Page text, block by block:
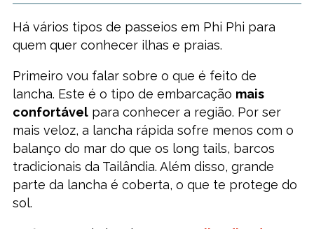
Há vários tipos de passeios em Phi Phi para
quem quer conhecer ilhas e praias.
Primeiro vou falar sobre o que é feito de
lancha. Este é o tipo de embarcação mais
confortávelpara conhecer a região. Por ser
mais veloz, a lancha rápida sofre menos com o
balanço do mar do que os long tails, barcos
tradicionais da Tailândia. Além disso, grande
parte da lancha é coberta, o que te protege do
sol.